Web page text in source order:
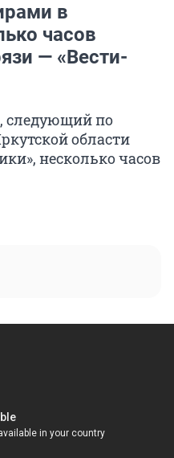
в
часов
— «Вести-
следующий по
области
несколько часов